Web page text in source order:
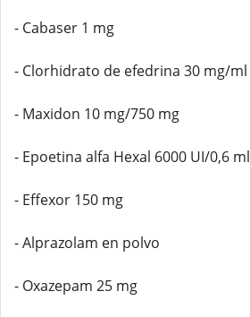
- Cabaser 1 mg
- Clorhidrato de efedrina 30 mg/ml
- Maxidon 10 mg/750 mg
- Epoetina alfa Hexal 6000 UI/0,6 ml
- Effexor 150 mg
- Alprazolam en polvo
- Oxazepam 25 mg